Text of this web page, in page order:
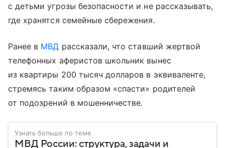
с детьми угрозы безопасности и не рассказывать,
где хранятся семейные сбережения.
Ранее в МВД рассказали, что ставший жертвой
телефонных аферистов школьник вынес
из квартиры 200 тысяч долларов в эквиваленте,
стремясь таким образом «спасти» родителей
от подозрений в мошенничестве.
Узнать больше по теме
МВД России: структура, задачи и